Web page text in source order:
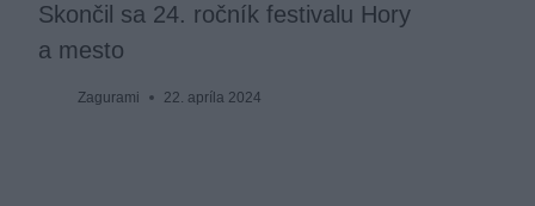
Skončil sa 24. ročník festivalu Hory
a mesto
Zagurami 22. apríla 2024